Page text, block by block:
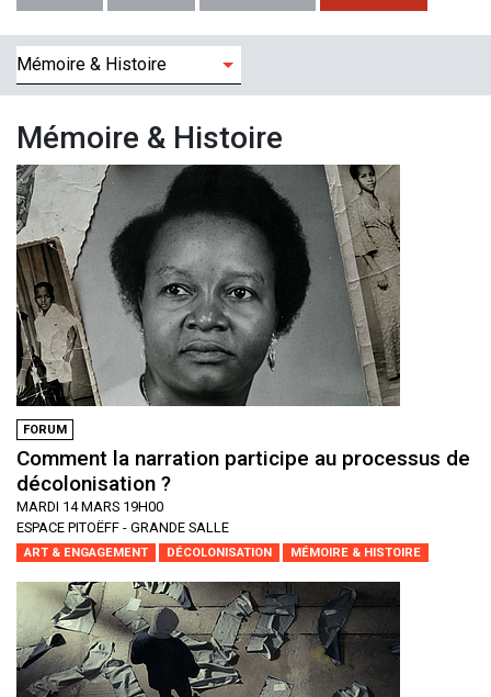
Filtres
Mémoire & Histoire
FORUM
Comment la narration participe au processus de
décolonisation ?
MARDI 14 MARS 19H00
ESPACE PITOËFF - GRANDE SALLE
ART & ENGAGEMENT DÉCOLONISATION MÉMOIRE & HISTOIRE